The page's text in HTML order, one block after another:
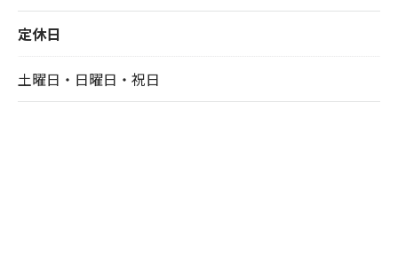
定休日
土曜日・日曜日・祝日